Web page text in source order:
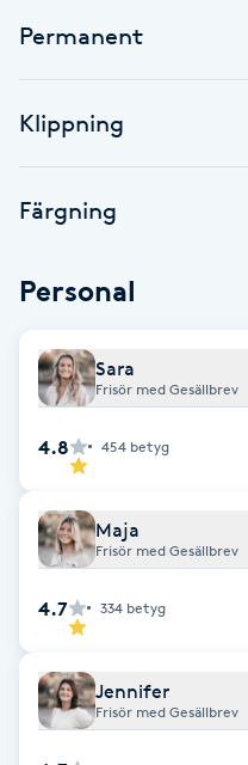
Enzympeeling
Eyeliner-tatuering
Faceliftmassage
Fet hårbotten
Fettreducering
Fillers
Fotmassage
Permanent
Klippning
Färgning
Personal
Sara
Frisör med Gesällbrev
4.8 454 betyg
Maja
Frisör med Gesällbrev
4.7 334 betyg
Jennifer
Frisör med Gesällbrev